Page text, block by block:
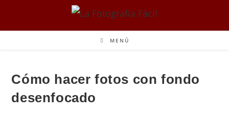
MENÚ
Cómo hacer fotos con fondo
desenfocado